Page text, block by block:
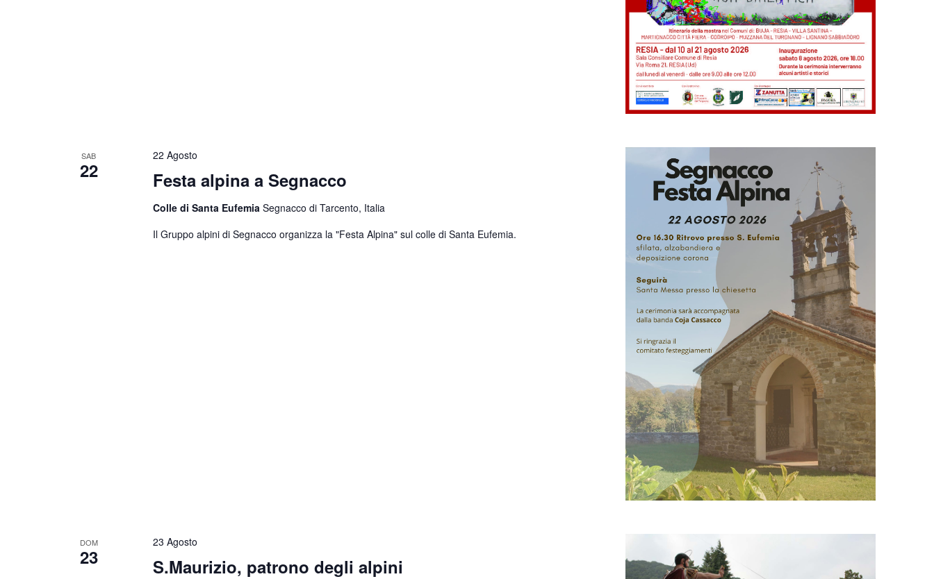
SAB
22 Festa alpina a Segnacco
22 Agosto
Colle di Santa Eufemia Segnacco di Tarcento, Italia
Il Gruppo alpini di Segnacco organizza la "Festa Alpina" sul colle di Santa Eufemia.
DOM
23 S.Maurizio, patrono degli alpini
23 Agosto